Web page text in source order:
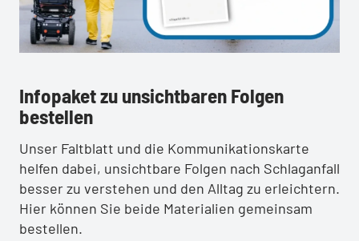
:Infopaket zu unsichtbaren Folgen
bestellen
Unser Faltblatt und die Kommunikationskarte
helfen dabei, unsichtbare Folgen nach Schlaganfall
besser zu verstehen und den Alltag zu erleichtern.
Hier können Sie beide Materialien gemeinsam
bestellen.